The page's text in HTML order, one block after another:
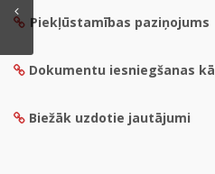
Piekļūstamības paziņojums
Dokumentu iesniegšanas
Biežāk uzdotie jautājumi